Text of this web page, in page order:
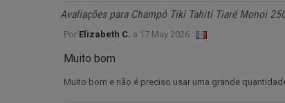
Avaliações para Champô Tiki Tahiti Tiaré Monoi
Por Elizabeth C. a 17 May 2026 :
Muito bom
Muito bom e não é preciso usar uma grande